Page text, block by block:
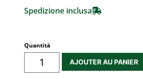
Spedizione inclusa
Quantità
AJOUTER AU PANIER